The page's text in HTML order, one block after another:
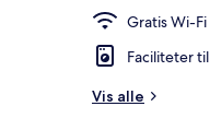
Gratis Wi-Fi
Faciliteter
Vis alle